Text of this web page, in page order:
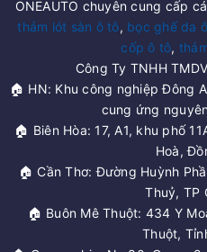
ONEAUTO chuyên cung cấp
thảm lót sàn ô tô, bọc ghế da
cốp ô tô,
Công Ty TNHH
🏠 HN: Khu công nghiệp Đông
cung ứng
🏠 Biên Hòa: 17, A1, khu phố
Hoà,
🏠 Cần Thơ: Đường Huỳnh
Thuỷ, TP
🏠 Buôn Mê Thuột: 434 Y
Thuột,